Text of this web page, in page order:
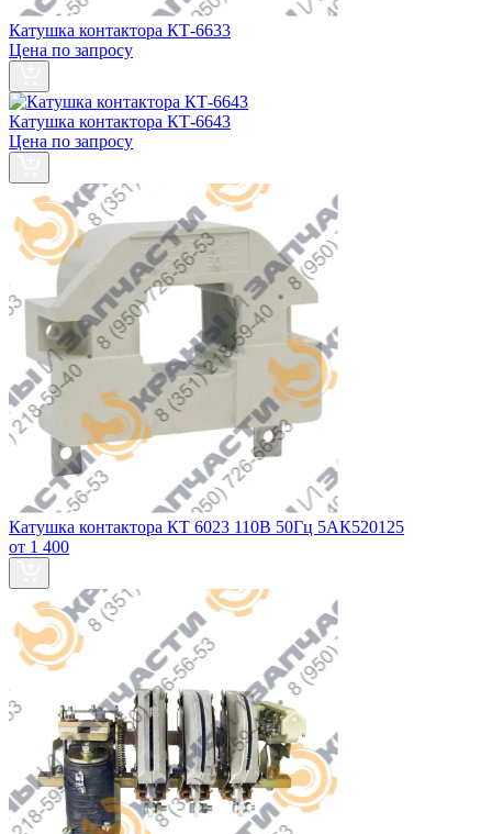
Катушка контактора КТ-6633
Цена по запросу
Катушка контактора КТ-6643
Цена по запросу
Катушка контактора КТ 6023 110В 50Гц 5АК520125
от 1 400